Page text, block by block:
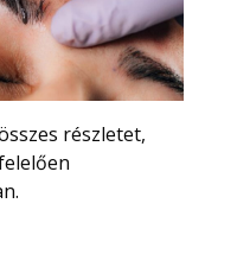
részletet,